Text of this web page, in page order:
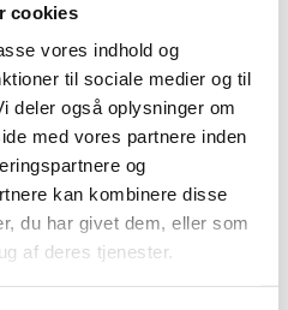
cookies
vores indhold og
til sociale medier og til
deler også oplysninger om
med vores partnere inden
og
kan kombinere disse
du har givet dem, eller som
af deres tjenester.
egne ben. Godt nok
fødder stadig ved at
bære, at vi kigger
skal vi.
vi over for
år, hvor vi
fremtid.